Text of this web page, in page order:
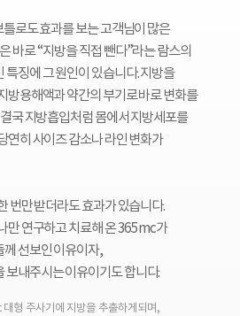
로도 효과를 보는 고객님이 많은
바로 “지방을 직접 뺀다”라는 람스의
특징에 그 원인이 있습니다. 지방을
방용해액과 약간의 부기로 바로 변화를
국 지방흡입처럼 몸에서 지방세포를
연히 사이즈 감소나 라인 변화가
번만 받더라도 효과가 있습니다.
만 연구하고 치료해 온 365mc가
선보인 이유이자,
보내주시는 이유이기도 합니다.
형 주사기에 지방을 추출하게되며,